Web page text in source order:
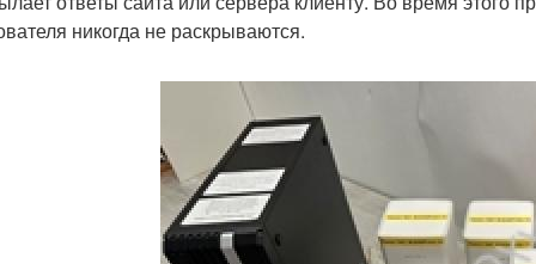
никогда не раскрываются.